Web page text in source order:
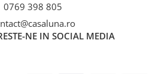
0769 398 805
NE IN SOCIAL MEDIA